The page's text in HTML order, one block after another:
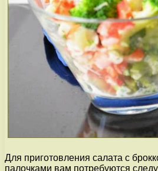
Для приготовления салата с
палочками вам потребуются